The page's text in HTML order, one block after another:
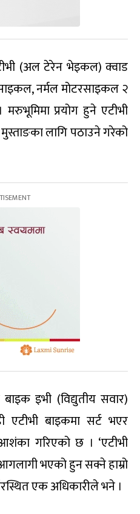
(अल टेरेन भेइकल) क्वाड
नर्मल मोटरसाइकल २
प्रयोग हुने एटीभी
लागि पठाउने गरेको
इभी (विद्युतीय सवार)
बाइकमा सर्ट भएर
गरिएको छ । ‘एटीभी
भएको हुन सक्ने हाम्रो
एक अधिकारीले भने ।